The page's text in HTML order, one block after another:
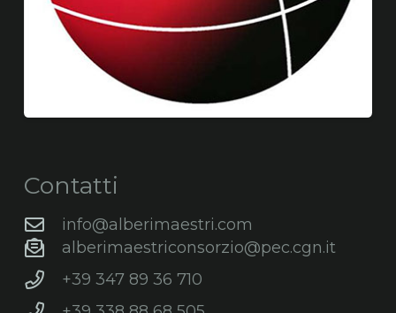
Contatti
info@alberimaestri.com
alberimaestriconsorzio@pec.cgn.it
+39 347 89 36 710